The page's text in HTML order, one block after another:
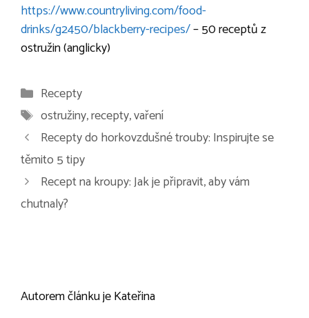
https://www.countryliving.com/food-
drinks/g2450/blackberry-recipes/– 50 receptů z
ostružin (anglicky)
Rubriky
Recepty
Štítky
ostružiny,recepty,vaření
Navigace
příspěvků
Recepty do horkovzdušné trouby: Inspirujte se
těmito 5 tipy
Recept na kroupy: Jak je připravit, aby vám
chutnaly?
Autorem článku je Kateřina